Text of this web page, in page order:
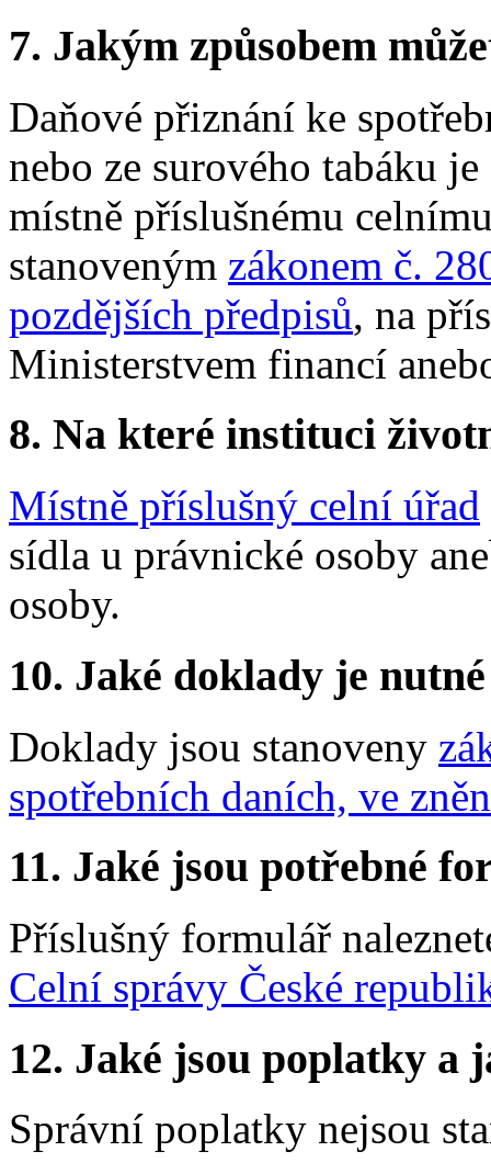
7. Jakým způsobem
Daňové přiznání ke
nebo ze surového tabáku
místně příslušnému
stanoveným zákonem č.
pozdějších předpisů, na
Ministerstvem financí
8. Na které instituci
Místně příslušný celní úřad
sídla u právnické osoby
osoby.
10. Jaké doklady je
Doklady jsou stanoveny
spotřebních daních, ve
11. Jaké jsou potřebné
Příslušný formulář
Celní správy České
12. Jaké jsou poplatky a
Správní poplatky nejsou